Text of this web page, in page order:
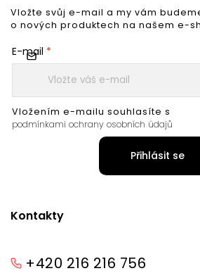
Kontakty
+420 216 216 756
Vložte svůj e-mail a my vám
o nových produktech na našem e-
E-mail
Vložením e-mailu souhlasíte s
podmínkami ochrany osobních údajů
Přihlásit se